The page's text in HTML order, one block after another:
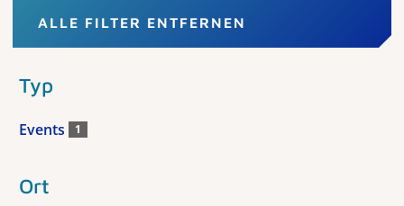
ALLE FILTER ENTFERNEN
Typ
Events 1
Ort